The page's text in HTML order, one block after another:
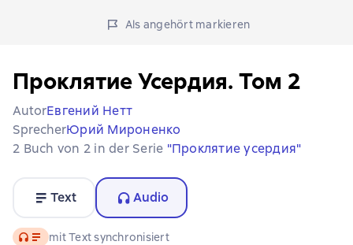
Als angehört markieren
Проклятие Усердия. Том 2
AutorЕвгений Нетт
SprecherЮрий Мироненко
2 Buch von 2 in der Serie "Проклятие усердия"
Text Audio
Audio mit Text synchronisiert